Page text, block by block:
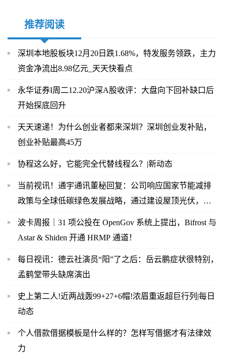
推荐阅读
深圳本地股板块12月20日跌1.68%，特发服务领跌，主力
资金净流出8.98亿元_天天快看点
永华证券I周二12.20沪深A股收评：大盘向下回补缺口后
开始探底回升
天天速递！为什么创业者都来深圳？深圳创业发补贴，
创业补贴最高45万
协程这么好，它能完全代替线程么？|新动态
当前视讯！通宇通讯董秘回复：公司响应国家节能减排
政策与全球低碳绿色发展战略，通过建设屋顶光伏，实
波卡周报｜31 项公投在 OpenGov 系统上提出，Bifrost 与
Astar & Shiden 开通 HRMP 通道！
每日视讯：德云社演员“阳”了之后：岳云鹏症状很特别，
孟鹤堂带头缺席演出
史上第二人!近两战轰99+27+6帽!浓眉重返超巨行列|每日
动态
个人借款借据模板是什么样的？怎样写借据才有法律效
力